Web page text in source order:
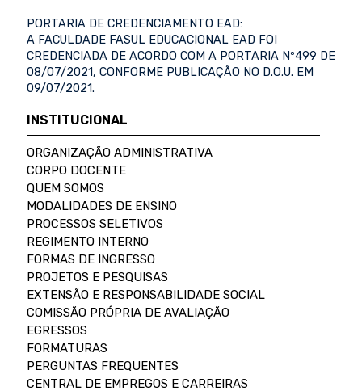
PORTARIA DE CREDENCIAMENTO EAD:
A FACULDADE FASUL EDUCACIONAL EAD FOI
CREDENCIADA DE ACORDO COM A PORTARIA Nº499 DE
08/07/2021, CONFORME PUBLICAÇÃO NO D.O.U. EM
09/07/2021.
INSTITUCIONAL
ORGANIZAÇÃO ADMINISTRATIVA
CORPO DOCENTE
QUEM SOMOS
MODALIDADES DE ENSINO
PROCESSOS SELETIVOS
REGIMENTO INTERNO
FORMAS DE INGRESSO
PROJETOS E PESQUISAS
EXTENSÃO E RESPONSABILIDADE SOCIAL
COMISSÃO PRÓPRIA DE AVALIAÇÃO
EGRESSOS
FORMATURAS
PERGUNTAS FREQUENTES
CENTRAL DE EMPREGOS E CARREIRAS